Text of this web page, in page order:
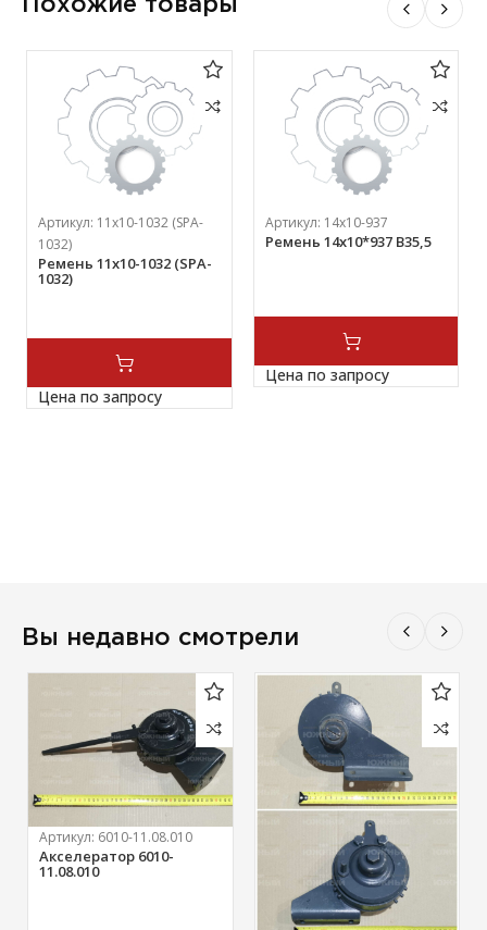
Похожие товары
Артикул: 11х10-1032 (SPA-
1032)
Ремень 11х10-1032 (SPA-
1032)
Цена по запросу
Артикул: 14х10-937
Ремень 14х10*937 В35,5
Цена по запросу
Вы недавно смотрели
Артикул: 6010-11.08.010
Акселератор 6010-
11.08.010